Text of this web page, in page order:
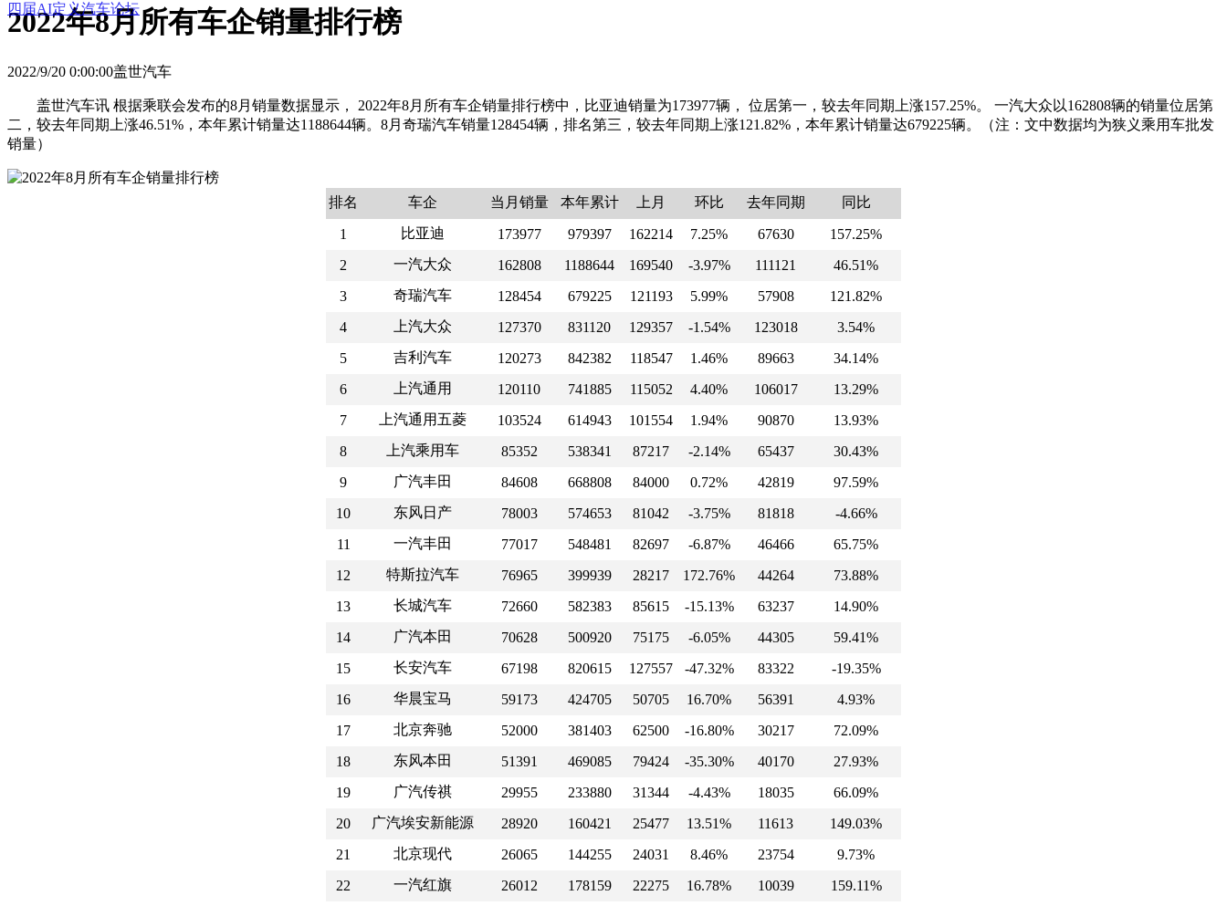
四届AI定义汽车论坛
2022年8月所有车企销量排行榜
2022/9/20 0:00:00盖世汽车
盖世汽车讯 根据乘联会发布的8月销量数据显示， 2022年8月所有车企销量排行榜中，比亚迪销量为173977辆， 位居第一，较去年同期上涨157.25%。 一汽大众以162808辆的销量位居第
二，较去年同期上涨46.51%，本年累计销量达1188644辆。8月奇瑞汽车销量128454辆，排名第三，较去年同期上涨121.82%，本年累计销量达679225辆。（注：文中数据均为狭义乘用车批发
销量）
排名 车企 当月销量 本年累计 上月 环比 去年同期 同比
1 比亚迪 173977 979397 162214 7.25% 67630
157.25%
2
一汽大众 162808 1188644 169540 -3.97% 111121
46.51%
3
奇瑞汽车 128454 679225 121193 5.99% 57908
121.82%
4
上汽大众 127370 831120 129357 -1.54% 123018
3.54%
5
吉利汽车 120273 842382 118547 1.46% 89663
34.14%
6
上汽通用 120110 741885 115052 4.40% 106017
13.29%
7
上汽通用五菱 103524 614943 101554 1.94% 90870
13.93%
8
上汽乘用车 85352 538341 87217 -2.14% 65437
30.43%
9
广汽丰田 84608 668808 84000 0.72% 42819
97.59%
10
东风日产 78003 574653 81042 -3.75% 81818
-4.66%
11
一汽丰田 77017 548481 82697 -6.87% 46466
65.75%
12
特斯拉汽车 76965 399939 28217 172.76% 44264
73.88%
13
长城汽车 72660 582383 85615 -15.13% 63237
14.90%
14
广汽本田 70628 500920 75175 -6.05% 44305
59.41%
15
长安汽车 67198 820615 127557 -47.32% 83322
-19.35%
16
华晨宝马 59173 424705 50705 16.70% 56391
4.93%
17
北京奔驰 52000 381403 62500 -16.80% 30217
72.09%
18
东风本田 51391 469085 79424 -35.30% 40170
27.93%
19
广汽传祺 29955 233880 31344 -4.43% 18035
66.09%
20
广汽埃安新能源 28920 160421 25477 13.51% 11613
149.03%
21
北京现代 26065 144255 24031 8.46% 23754
9.73%
22
一汽红旗 26012 178159 22275 16.78% 10039
159.11%